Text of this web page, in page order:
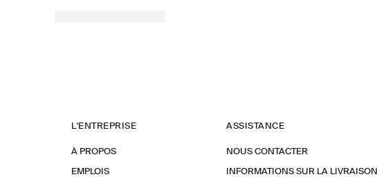
L'ENTREPRISE
À PROPOS
EMPLOIS
ASSISTANCE
NOUS CONTACTER
INFORMATIONS SUR LA LIVRAISON